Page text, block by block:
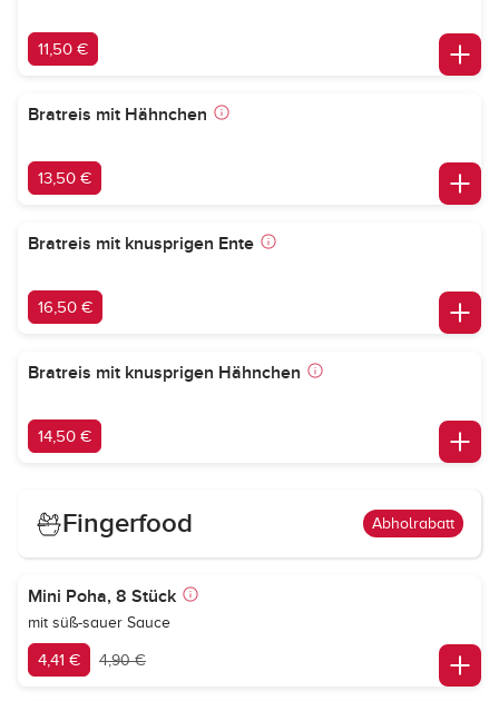
11,50 €
Bratreis mit Hähnchen
13,50 €
Bratreis mit knusprigen Ente
16,50 €
Bratreis mit knusprigen Hähnchen
14,50 €
Fingerfood Abholrabatt
Mini Poha, 8 Stück
mit süß-sauer Sauce
4,41 € 4,90 €